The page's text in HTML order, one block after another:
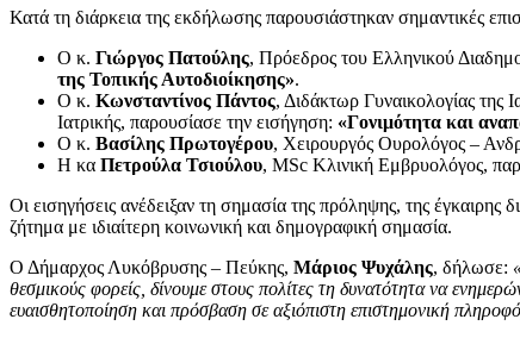
Κατά τη διάρκεια της εκδήλωσης παρουσιάστηκαν σημαντικές
Ο κ. Γιώργος Πατούλης, Πρόεδρος του Ελληνικού
της Τοπικής Αυτοδιοίκησης».
Ο κ. Κωνσταντίνος Πάντος, Διδάκτωρ Γυναικολογίας
Ιατρικής, παρουσίασε την εισήγηση: «Γονιμότητα και
Ο κ. Βασίλης Πρωτογέρου, Χειρουργός Ουρολόγος –
Η κα Πετρούλα Τσιούλου, MSc Κλινική Εμβρυολόγος,
Οι εισηγήσεις ανέδειξαν τη σημασία της πρόληψης, της
ζήτημα με ιδιαίτερη κοινωνική και δημογραφική σημασία.
Ο Δήμαρχος Λυκόβρυσης – Πεύκης, Μάριος Ψυχάλης, δήλωσε:
θεσμικούς φορείς, δίνουμε στους πολίτες τη δυνατότητα να
ευαισθητοποίηση και πρόσβαση σε αξιόπιστη επιστημονική